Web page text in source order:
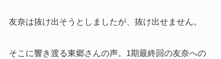
友奈は抜け出そうとしましたが、抜け出せません。
そこに響き渡る東郷さんの声。1期最終回の友奈への